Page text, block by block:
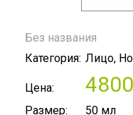
Без названия
Категория: Лицо,
Цена:
Размер:
50 мл